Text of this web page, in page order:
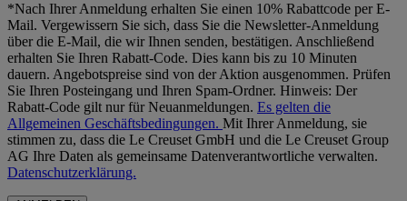
*Nach Ihrer Anmeldung erhalten Sie einen 10% Rabattcode per E-
Mail. Vergewissern Sie sich, dass Sie die Newsletter-Anmeldung
über die E-Mail, die wir Ihnen senden, bestätigen. Anschließend
erhalten Sie Ihren Rabatt-Code. Dies kann bis zu 10 Minuten
dauern. Angebotspreise sind von der Aktion ausgenommen. Prüfen
Sie Ihren Posteingang und Ihren Spam-Ordner. Hinweis: Der
Rabatt-Code gilt nur für Neuanmeldungen. Es gelten die
Allgemeinen Geschäftsbedingungen. Mit Ihrer Anmeldung, sie
stimmen zu, dass die Le Creuset GmbH und die Le Creuset Group
AG Ihre Daten als gemeinsame Datenverantwortliche verwalten.
Datenschutzerklärung.